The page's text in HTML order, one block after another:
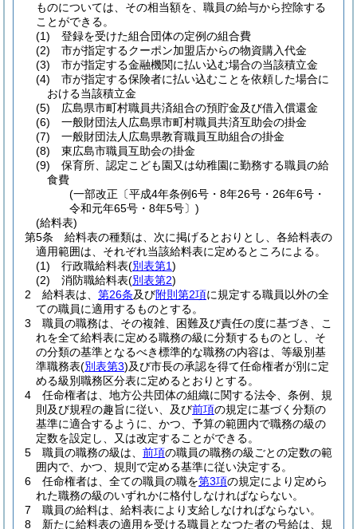
ものについては、その相当額を、職員の給与から控除する
ことができる。
(1)
登録を受けた組合団体の定例の組合費
(2)
市が指定するクーポン加盟店からの物資購入代金
(3)
市が指定する金融機関に払い込む場合の当該積立金
(4)
市が指定する保険者に払い込むことを依頼した場合に
おける当該積立金
(5)
広島県市町村職員共済組合の預貯金及び借入償還金
(6)
一般財団法人広島県市町村職員共済互助会の掛金
(7)
一般財団法人広島県教育職員互助組合の掛金
(8)
東広島市職員互助会の掛金
(9)
保育所、認定こども園又は幼稚園に勤務する職員の給
食費
(一部改正〔平成4年条例6号・8年26号・26年6号・
令和元年65号・8年5号〕)
(給料表)
第5条
給料表の種類は、次に掲げるとおりとし、各給料表の
適用範囲は、それぞれ当該給料表に定めるところによる。
(1)
行政職給料表(別表第1)
(2)
消防職給料表(別表第2)
2
給料表は、 第26条及び附則第2項に規定する職員以外の全
ての職員に適用するものとする。
3
職員の職務は、その複雑、困難及び責任の度に基づき、こ
れを全て給料表に定める職務の級に分類するものとし、そ
の分類の基準となるべき標準的な職務の内容は、等級別基
準職務表(別表第3)及び市長の承認を得て任命権者が別に定
める級別職務区分表に定めるとおりとする。
4
任命権者は、地方公共団体の組織に関する法令、条例、規
則及び規程の趣旨に従い、及び前項の規定に基づく分類の
基準に適合するように、かつ、予算の範囲内で職務の級の
定数を設定し、又は改定することができる。
5
職員の職務の級は、 前項の職員の職務の級ごとの定数の範
囲内で、かつ、規則で定める基準に従い決定する。
6
任命権者は、全ての職員の職を第3項の規定により定めら
れた職務の級のいずれかに格付しなければならない。
7
職員の給料は、給料表により支給しなければならない。
8
新たに給料表の適用を受ける職員となつた者の号給は、規